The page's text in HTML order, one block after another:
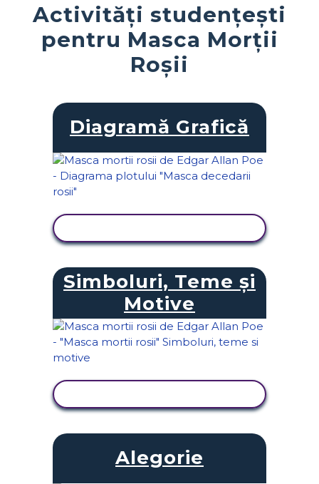
Activități studențești
pentru Masca Morții
Roșii
Diagramă Grafică
Simboluri, Teme și
Motive
Alegorie